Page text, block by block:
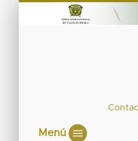
Menú